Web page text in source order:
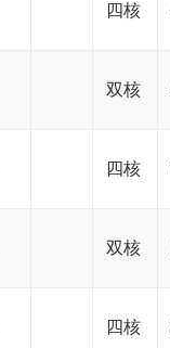
四核
双核
四核
双核
四核